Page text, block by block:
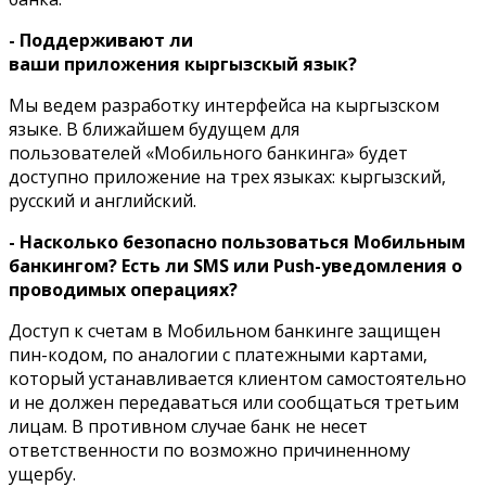
- Поддерживают ли
ваши приложения кыргызскый язык?
Мы ведем разработку интерфейса на кыргызском
языке. В ближайшем будущем для
пользователей «Мобильного банкинга» будет
доступно приложение на трех языках: кыргызский,
русский и английский.
- Насколько безопасно пользоваться Мобильным
банкингом? Есть ли SMS или Push-уведомления о
проводимых операциях?
Доступ к счетам в Мобильном банкинге защищен
пин-кодом, по аналогии с платежными картами,
который устанавливается клиентом самостоятельно
и не должен передаваться или сообщаться третьим
лицам. В противном случае банк не несет
ответственности по возможно причиненному
ущербу.